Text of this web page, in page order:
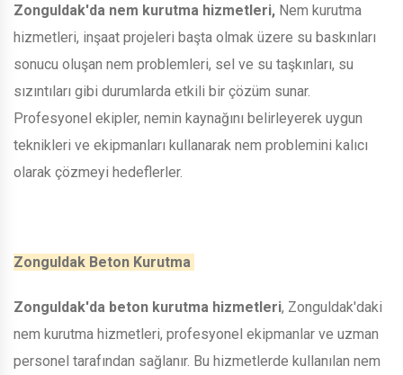
Zonguldak'da nem kurutma hizmetleri, Nem kurutma
hizmetleri, inşaat projeleri başta olmak üzere su baskınları
sonucu oluşan nem problemleri, sel ve su taşkınları, su
sızıntıları gibi durumlarda etkili bir çözüm sunar.
Profesyonel ekipler, nemin kaynağını belirleyerek uygun
teknikleri ve ekipmanları kullanarak nem problemini kalıcı
olarak çözmeyi hedeflerler.
Zonguldak Beton Kurutma
Zonguldak'da beton kurutma hizmetleri, Zonguldak'daki
nem kurutma hizmetleri, profesyonel ekipmanlar ve uzman
personel tarafından sağlanır. Bu hizmetlerde kullanılan nem